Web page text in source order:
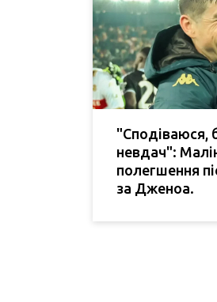
"Сподіваюся,
невдач":
полегшення
за Дженоа.